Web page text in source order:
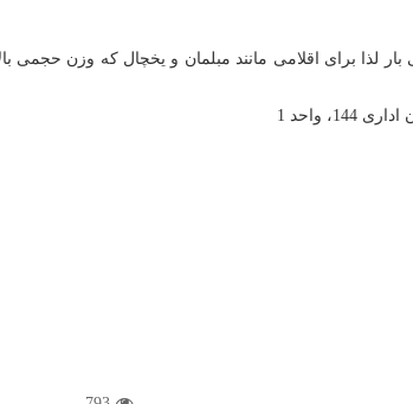
لذا برای اقلامی مانند مبلمان و یخچال که وزن
واحد 1